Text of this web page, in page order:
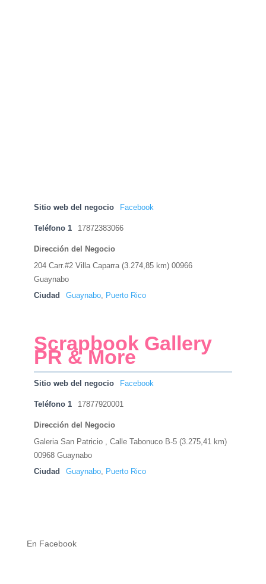
Sitio web del negocio Facebook
Teléfono 1 17872383066
Dirección del Negocio
204 Carr.#2 Villa Caparra (3.274,85 km) 00966
Guaynabo
Ciudad
Guaynabo, Puerto Rico
Scrapbook Gallery
PR & More
Sitio web del negocio Facebook
Teléfono 1 17877920001
Dirección del Negocio
Galeria San Patricio , Calle Tabonuco B-5 (3.275,41 km)
00968 Guaynabo
Ciudad
Guaynabo, Puerto Rico
En Facebook